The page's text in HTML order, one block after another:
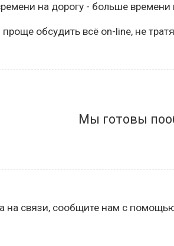
на дорогу - больше времени
обсудить всё on-line, не
Мы готовы
на связи, сообщите нам с